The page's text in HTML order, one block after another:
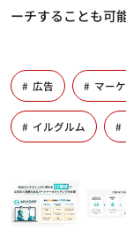
ーチすることも可
広告 マー
イルグルム